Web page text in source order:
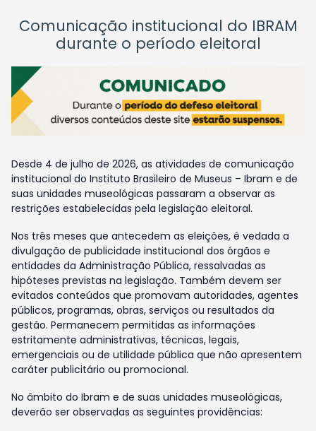
Comunicação institucional do IBRAM
durante o período eleitoral
Desde 4 de julho de 2026, as atividades de comunicação
institucional do Instituto Brasileiro de Museus – Ibram e de
suas unidades museológicas passaram a observar as
restrições estabelecidas pela legislação eleitoral.
Nos três meses que antecedem as eleições, é vedada a
divulgação de publicidade institucional dos órgãos e
entidades da Administração Pública, ressalvadas as
hipóteses previstas na legislação. Também devem ser
evitados conteúdos que promovam autoridades, agentes
públicos, programas, obras, serviços ou resultados da
gestão. Permanecem permitidas as informações
estritamente administrativas, técnicas, legais,
emergenciais ou de utilidade pública que não apresentem
caráter publicitário ou promocional.
No âmbito do Ibram e de suas unidades museológicas,
deverão ser observadas as seguintes providências: